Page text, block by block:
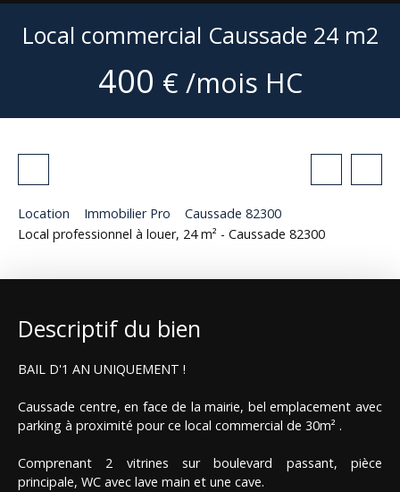
Local commercial Caussade 24 m2
400 € /mois HC
Location Immobilier Pro
Caussade 82300
Local professionnel à louer, 24 m² - Caussade 82300
Descriptif du bien
BAIL D'1 AN UNIQUEMENT !
Caussade centre, en face de la mairie, bel emplacement avec
parking à proximité pour ce local commercial de 30m² .
Comprenant 2 vitrines sur boulevard passant, pièce
principale, WC avec lave main et une cave.